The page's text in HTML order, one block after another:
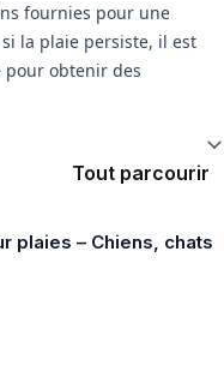
fournies pour une
la plaie persiste, il est
pour obtenir des
Tout parcourir
plaies – Chiens, chats